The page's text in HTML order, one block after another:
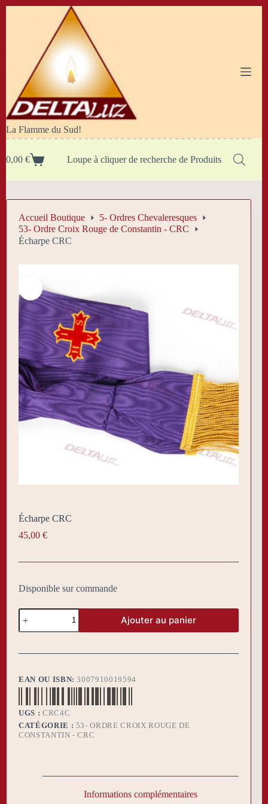
La Flamme du Sud!
Panier
0,00 € Loupe à cliquer de recherche de Produits
Accueil Boutique
5- Ordres Chevaleresques
53- Ordre Croix Rouge de Constantin - CRC
Écharpe CRC
Écharpe CRC
45,00 €
Disponible sur commande
quantité
de
Écharpe
Ajouter au panier
EAN OU ISBN:3007910019594
UGS : CRC4C
CATÉGORIE : 53- ORDRE CROIX ROUGE DE
CONSTANTIN - CRC
Informations complémentaires